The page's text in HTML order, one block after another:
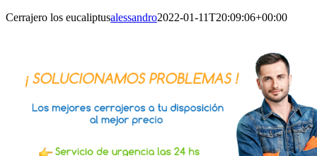
Cerrajero los eucaliptusalessandro2022-01-11T20:09:06+00:00